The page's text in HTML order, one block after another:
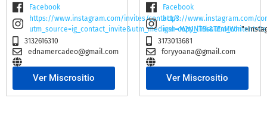
Facebook
https://www.instagram.com/invites/contact/?
3132616310
ednamercadeo@gmail.com
Ver Miscrositio
Facebook
https://www.instagram.com/
igsh=M2t1NTBscTE4MWhi
3173013681
foryyoana@gmail.com
Ver Miscrositio